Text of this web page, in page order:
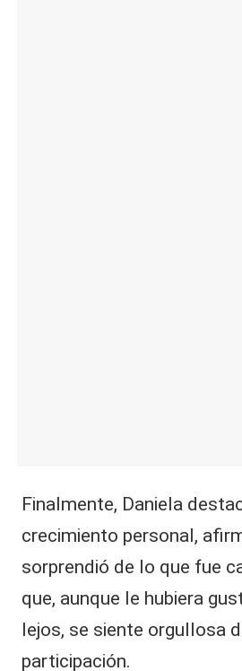
Finalmente, Daniela
crecimiento personal,
sorprendió de lo que fue
que, aunque le hubiera
lejos, se siente orgullosa
participación.